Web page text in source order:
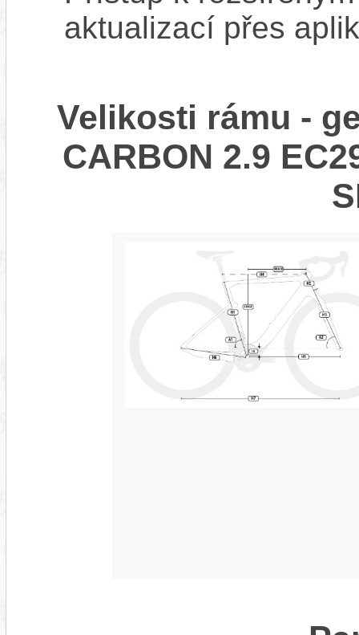
aktualizací přes
Velikosti rámu -
CARBON 2.9